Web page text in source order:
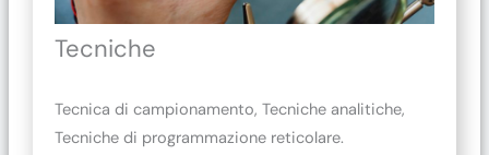
Tecniche
Tecnica di campionamento, Tecniche analitiche,
Tecniche di programmazione reticolare.